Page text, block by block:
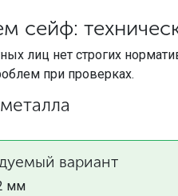
сейф:
лиц нет строгих
при проверках.
вариант
мм